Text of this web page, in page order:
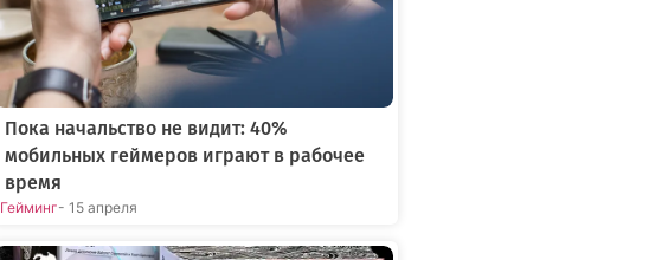
Пока начальство не видит: 40%
мобильных геймеров играют в рабочее
время
Гейминг- 15 апреля